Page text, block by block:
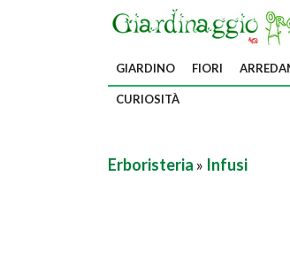
GIARDINO FIORI
CURIOSITÀ
Erboristeria » Infusi